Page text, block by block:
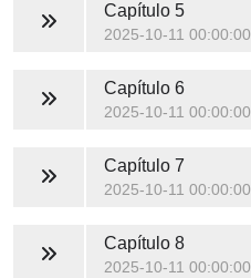
Capítulo 5
2025-10-11 00:00:00
Capítulo 6
2025-10-11 00:00:00
Capítulo 7
2025-10-11 00:00:00
Capítulo 8
2025-10-11 00:00:00